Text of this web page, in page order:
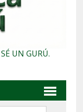
UN GURÚ.